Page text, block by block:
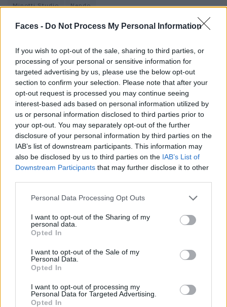
Faces - Do Not Process My Personal Information
If you wish to opt-out of the sale, sharing to third parties, or
processing of your personal or sensitive information for
targeted advertising by us, please use the below opt-out
section to confirm your selection. Please note that after your
opt-out request is processed you may continue seeing
interest-based ads based on personal information utilized by
us or personal information disclosed to third parties prior to
your opt-out. You may separately opt-out of the further
disclosure of your personal information by third parties on the
IAB’s list of downstream participants. This information may
also be disclosed by us to third parties on the IAB’s List of
Downstream Participants that may further disclose it to other
Personal Data Processing Opt Outs
I want to opt-out of the Sharing of my
personal data.
Opted In
I want to opt-out of the Sale of my
Personal Data.
Opted In
I want to opt-out of processing my
Personal Data for Targeted Advertising.
Opted In
Minotti Studio Nendo
LIVING
HOUSE OF COLORS: JU SCHNEE BEI BETTER GO SOUTH
LIVING